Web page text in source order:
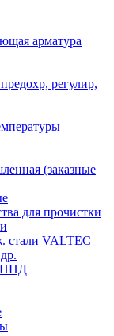
арматура
регулир,
(заказные
для прочистки
стали VALTEC
ПНД